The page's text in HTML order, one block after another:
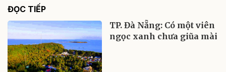
ĐỌC TIẾP
TP. Đà Nẵng: Có một viên
ngọc xanh chưa giũa mài